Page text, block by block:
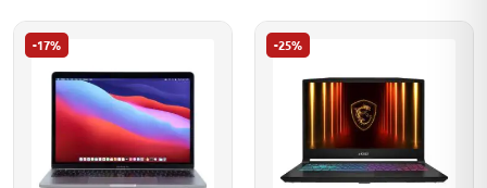
-17% -25%